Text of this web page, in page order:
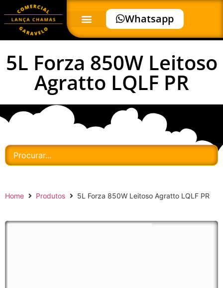
Whatsapp
5L Forza 850W Leitoso
Agratto LQLF PR
Home Produtos 5L Forza 850W Leitoso Agratto LQLF PR